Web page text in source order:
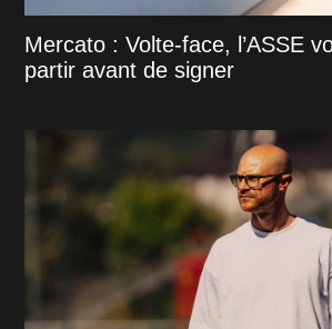
Mercato : Volte-face, l’ASSE
partir avant de signer